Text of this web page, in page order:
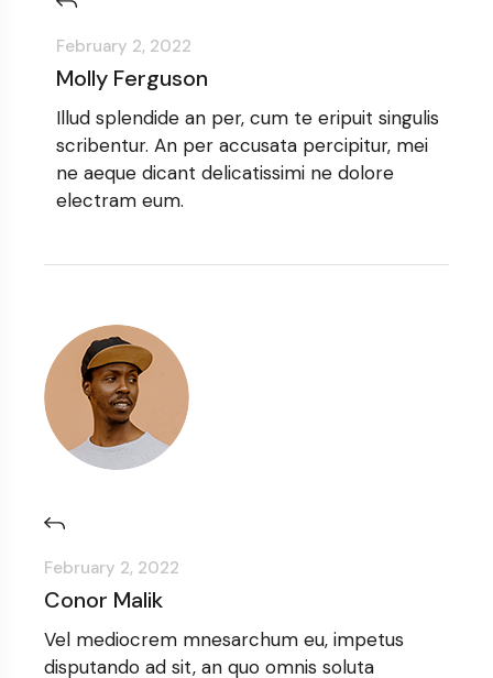
February 2, 2022
Molly Ferguson
Illud splendide an per, cum te eripuit singulis
scribentur. An per accusata percipitur, mei
ne aeque dicant delicatissimi ne dolore
electram eum.
February 2, 2022
Conor Malik
Vel mediocrem mnesarchum eu, impetus
disputando ad sit, an quo omnis soluta